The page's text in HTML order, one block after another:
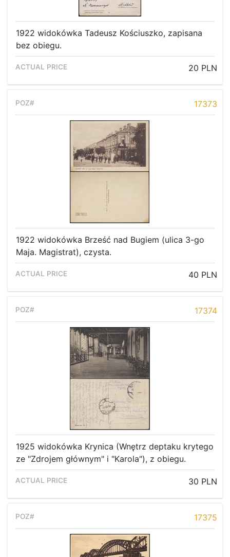
1922 widokówka Tadeusz Kościuszko, zapisana
bez obiegu.
20 PLN
17373
1922 widokówka Brześć nad Bugiem (ulica 3-go
Maja. Magistrat), czysta.
40 PLN
17374
1925 widokówka Krynica (Wnętrz deptaku krytego
ze "Zdrojem głównym" i "Karola"), z obiegu.
30 PLN
17375